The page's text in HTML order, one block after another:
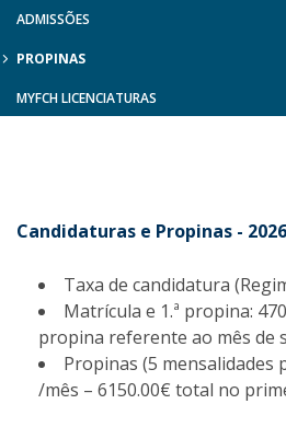
ADMISSÕES
PROPINAS
MYFCH LICENCIATURAS
Candidaturas e Propinas -
Taxa de candidatura
Matrícula e 1.ª propina:
propina referente ao mês de
Propinas (5 mensalidades
/mês – 6150.00€ total no